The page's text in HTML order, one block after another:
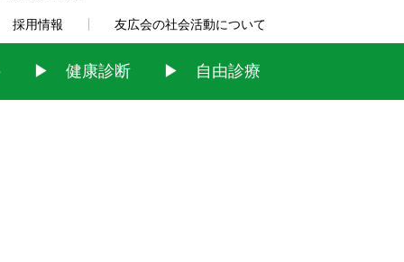
採用情報 友広会の社会活動について
健康診断 自由診療